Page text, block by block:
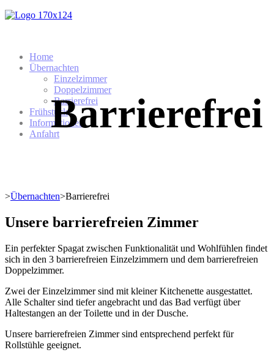
Home
Übernachten
Einzelzimmer
Doppelzimmer
Barrierefrei
Frühstück
Informationen
AnfahrtBarrierefrei
>Übernachten>Barrierefrei
Unsere barrierefreien Zimmer
Ein perfekter Spagat zwischen Funktionalität und Wohlfühlen findet
sich in den 3 barrierefreien Einzelzimmern und dem barrierefreien
Doppelzimmer.
Zwei der Einzelzimmer sind mit kleiner Kitchenette ausgestattet.
Alle Schalter sind tiefer angebracht und das Bad verfügt über
Haltestangen an der Toilette und in der Dusche.
Unsere barrierefreien Zimmer sind entsprechend perfekt für
Rollstühle geeignet.